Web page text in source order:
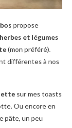
propose
et légumes
(mon préféré).
différentes à nos
sur mes toasts
Ou encore en
pâte, un peu